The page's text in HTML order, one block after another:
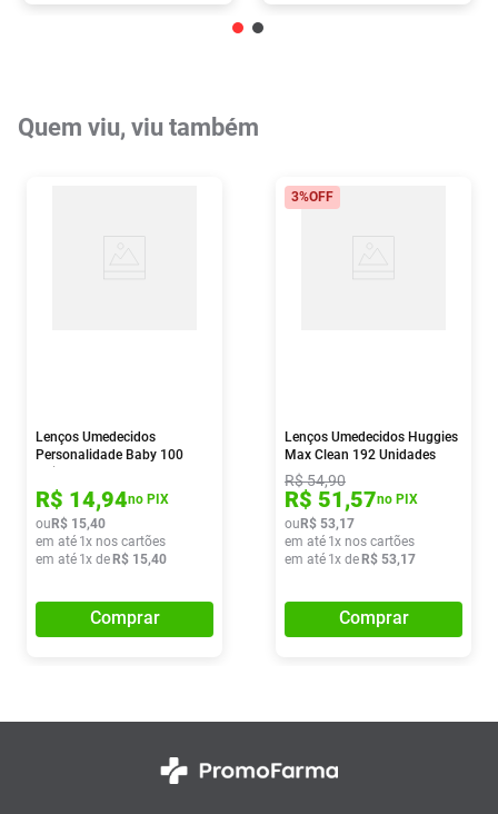
Quem viu, viu também
Lenços Umedecidos
Personalidade Baby 100
Unidades
R$ 14,94no PIX
ouR$ 15,40
em até 1x nos cartões
em até 1x deR$ 15,40
Comprar
3%OFF
Lenços Umedecidos Huggies
Max Clean 192 Unidades
R$54,90
R$ 51,57no PIX
ouR$ 53,17
em até 1x nos cartões
em até 1x deR$ 53,17
Comprar